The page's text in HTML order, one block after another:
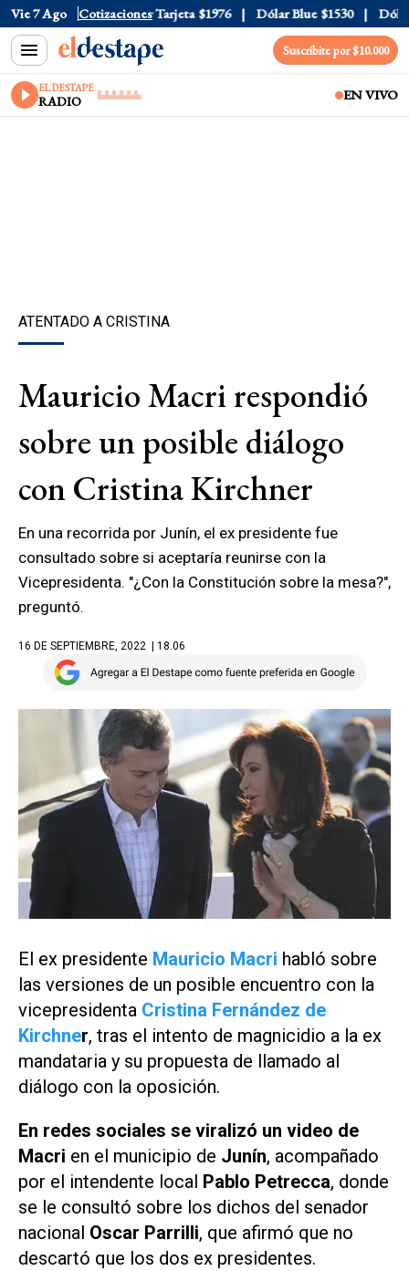
Vie 7 Ago Cotizaciones
$1520 Dólar Tarjeta $1976 Dólar Blue $1530 Dólar
Suscribite por $10.000
EL DESTAPE
RADIO EN VIVO
ATENTADO A CRISTINA
Mauricio Macri respondió
sobre un posible diálogo
con Cristina Kirchner
En una recorrida por Junín, el ex presidente fue
consultado sobre si aceptaría reunirse con la
Vicepresidenta. "¿Con la Constitución sobre la mesa?",
preguntó.
16 DE SEPTIEMBRE, 2022 | 18.06
El ex presidente Mauricio Macri habló sobre
las versiones de un posible encuentro con la
vicepresidenta Cristina Fernández de
Kirchner, tras el intento de magnicidio a la ex
mandataria y su propuesta de llamado al
diálogo con la oposición.
En redes sociales se viralizó un video de
Macri en el municipio de Junín, acompañado
por el intendente local Pablo Petrecca, donde
se le consultó sobre los dichos del senador
nacional Oscar Parrilli, que afirmó que no
descartó que los dos ex presidentes.